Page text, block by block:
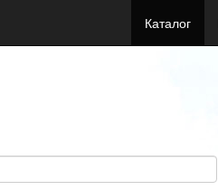
Каталог